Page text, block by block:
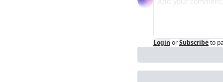
Login orSubscribeto